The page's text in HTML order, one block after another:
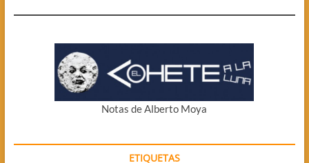
Notas de Alberto Moya
ETIQUETAS